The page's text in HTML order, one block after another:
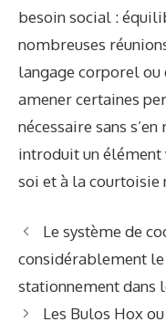
besoin social :
nombreuses
langage corporel ou
amener certaines
nécessaire sans
introduit un
soi et à la courtoisie
Le système de
considérablement
stationnement dans
Les Bulos Hox